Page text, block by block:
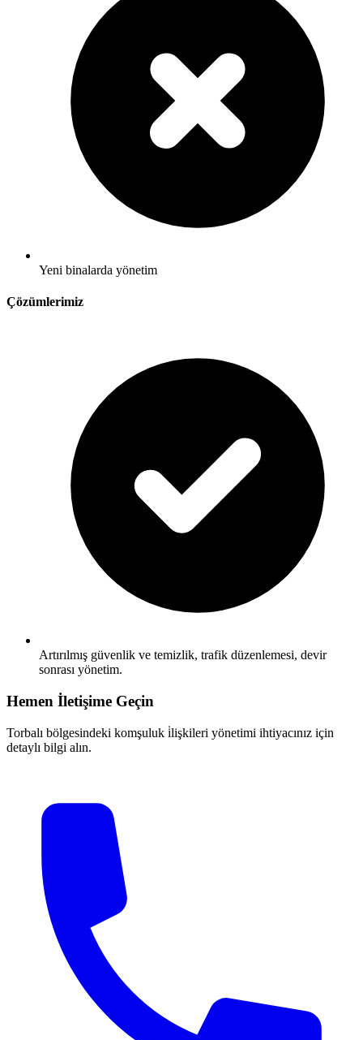
Yeni binalarda yönetim
Çözümlerimiz
Artırılmış güvenlik ve temizlik, trafik düzenlemesi, devir
sonrası yönetim.
Hemen İletişime Geçin
Torbalı bölgesindeki komşuluk i̇lişkileri yönetimi ihtiyacınız için
detaylı bilgi alın.